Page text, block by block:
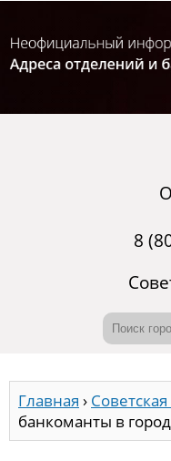
8
Главная ›
банкоманты в